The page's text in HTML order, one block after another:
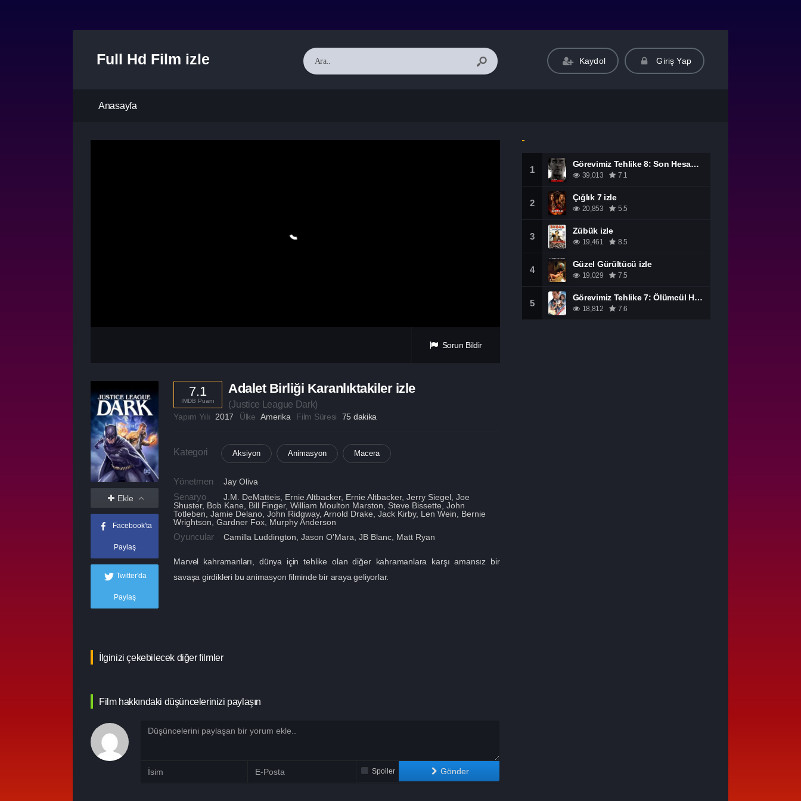
Full Hd Film izle Kaydol Giriş Yap
Anasayfa
Sorun Bildir
Ekle
Facebook'ta
Paylaş
Twitter'da
Paylaş
7.1
IMDB Puanı
Adalet Birliği Karanlıktakiler izle
(Justice League Dark)
Yapım Yılı 2017 Ülke Amerika Film Süresi 75 dakika
Kategori Aksiyon Animasyon Macera
Yönetmen Jay Oliva
Senaryo
J.M. DeMatteis, Ernie Altbacker, Ernie Altbacker, Jerry Siegel, Joe
Shuster, Bob Kane, Bill Finger, William Moulton Marston, Steve Bissette, John
Totleben, Jamie Delano, John Ridgway, Arnold Drake, Jack Kirby, Len Wein, Bernie
Wrightson, Gardner Fox, Murphy Anderson
Oyuncular Camilla Luddington ,Jason O'Mara ,JB Blanc Matt Ryan
Marvel kahramanları, dünya için tehlike olan diğer kahramanlara karşı amansız bir
savaşa girdikleri bu animasyon filminde bir araya geliyorlar.
İlginizi çekebilecek diğer filmler
Film hakkındaki düşüncelerinizi paylaşın
Spoiler Gönder
1
Görevimiz Tehlike 8: Son Hesaplaşma izle
39,013 7.1
2
Çığlık 7 izle
20,853 5.5
3
Zübük izle
19,461 8.5
4
Güzel Gürültücü izle
19,029 7.5
5
Görevimiz Tehlike 7: Ölümcül Hesaplaşma Bölüm 1 izle
18,812 7.6